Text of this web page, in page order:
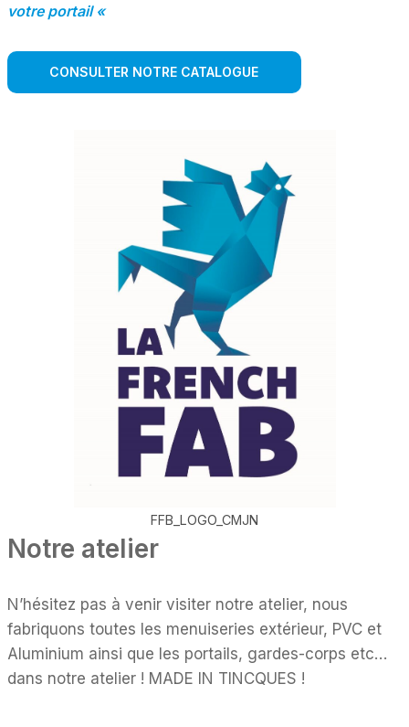
votre portail «
CONSULTER NOTRE CATALOGUE
FFB_LOGO_CMJN
Notre atelier
N’hésitez pas à venir visiter notre atelier, nous
fabriquons toutes les menuiseries extérieur, PVC et
Aluminium ainsi que les portails, gardes-corps etc…
dans notre atelier ! MADE IN TINCQUES !